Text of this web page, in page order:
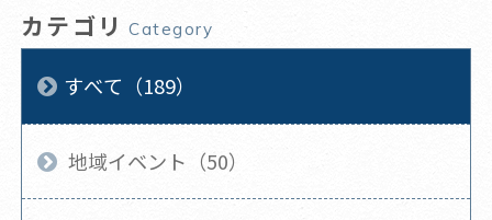
カテゴリ Category
すべて（189）
地域イベント（50）